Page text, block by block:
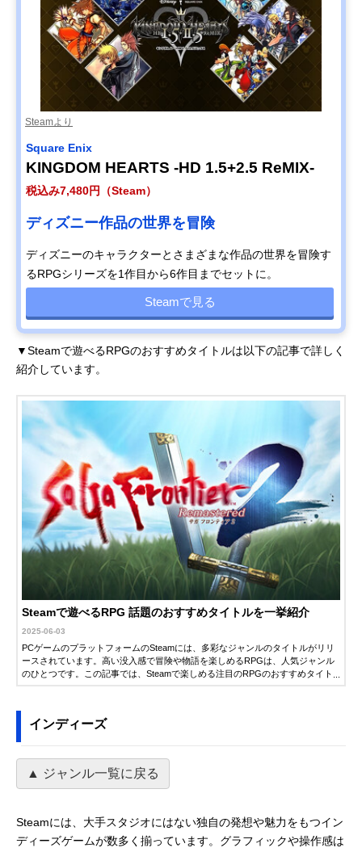
Steamより
Square Enix
KINGDOM HEARTS -HD 1.5+2.5 ReMIX-
税込み7,480円（Steam）
ディズニー作品の世界を冒険
ディズニーのキャラクターとさまざまな作品の世界を冒険す
るRPGシリーズを1作目から6作目までセットに。
Steamで見る
▼Steamで遊べるRPGのおすすめタイトルは以下の記事で詳しく
紹介しています。
Steamで遊べるRPG 話題のおすすめタイトルを一挙紹介
2025-06-03
PCゲームのプラットフォームのSteamには、多彩なジャンルのタイトルがリリ
ースされています。高い没入感で冒険や物語を楽しめるRPGは、人気ジャンル
のひとつです。この記事では、Steamで楽しめる注目のRPGのおすすめタイト
インディーズ
▲ ジャンル一覧に戻る
Steamには、大手スタジオにはない独自の発想や魅力をもつイン
ディーズゲームが数多く揃っています。グラフィックや操作感は